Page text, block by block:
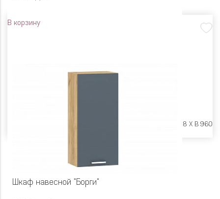
В корзину
Ш 500 X Г 318 X В 960
Шкаф навесной "Борги"